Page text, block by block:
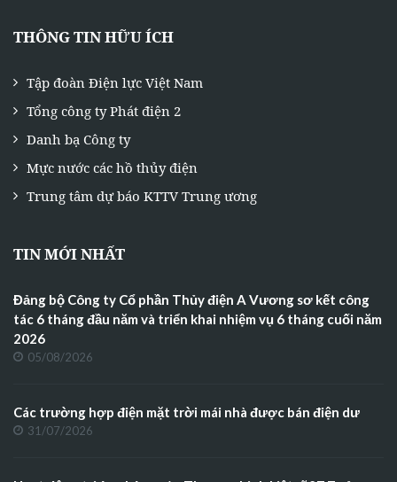
THÔNG TIN HỮU ÍCH
Tập đoàn Điện lực Việt Nam
Tổng công ty Phát điện 2
Danh bạ Công ty
Mực nước các hồ thủy điện
Trung tâm dự báo KTTV Trung ương
TIN MỚI NHẤT
Đảng bộ Công ty Cổ phần Thủy điện A Vương sơ kết công
tác 6 tháng đầu năm và triển khai nhiệm vụ 6 tháng cuối năm
2026
05/08/2026
Các trường hợp điện mặt trời mái nhà được bán điện dư
31/07/2026